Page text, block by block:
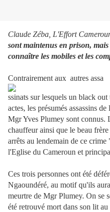
Claude Zéba, L'Effort
sont maintenus en prison,
connaître les mobiles et les
Contrairement aux autres assa
ssinats sur lesquels un black
actes, les présumés assassins
Mgr Yves Plumey sont connus.
chauffeur ainsi que le beau
arrêts au lendemain de ce
l'Eglise du Cameroun et
Ces trois personnes ont été
Ngaoundéré, au motif qu'ils
meurtre de Mgr Plumey. On se
été retrouvé mort dans son lit